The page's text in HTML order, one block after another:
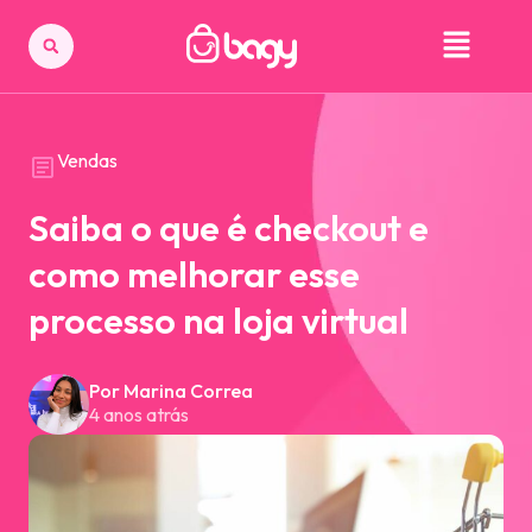
Vendas
Saiba o que é checkout e
como melhorar esse
processo na loja virtual
Por Marina Correa
4 anos atrás